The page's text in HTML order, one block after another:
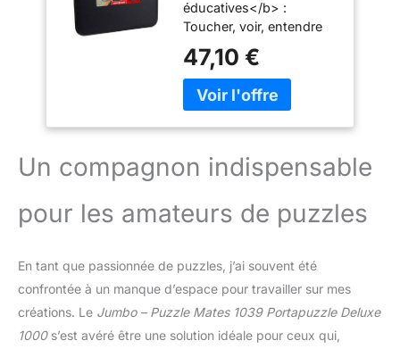
Puzzle)
éducatives</b> :
Toucher, voir, entendre
47,10 €
Un compagnon indispensable
pour les amateurs de puzzles
En tant que passionnée de puzzles, j’ai souvent été
confrontée à un manque d’espace pour travailler sur mes
créations. Le Jumbo – Puzzle Mates 1039 Portapuzzle Deluxe
1000s’est avéré être une solution idéale pour ceux qui,